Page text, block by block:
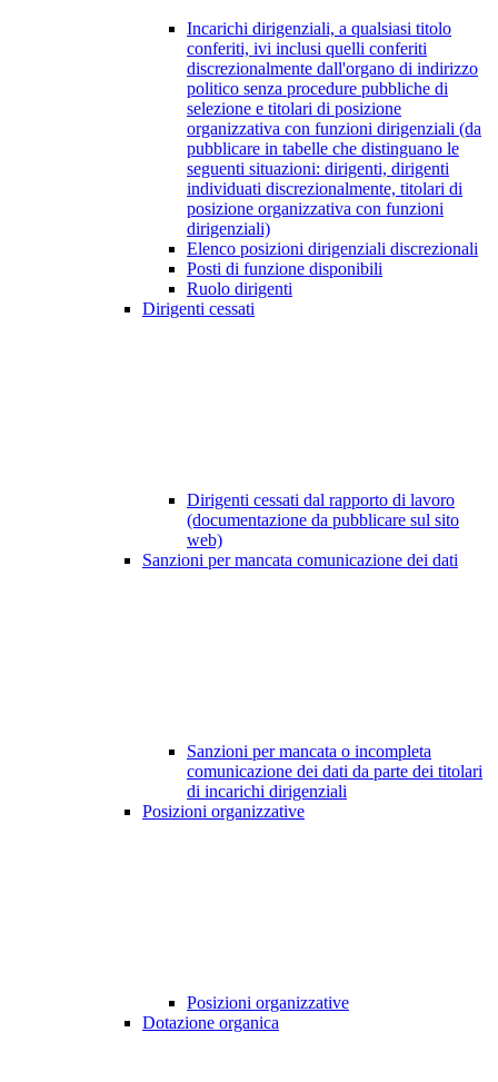
Incarichi dirigenziali, a qualsiasi titolo
conferiti, ivi inclusi quelli conferiti
discrezionalmente dall'organo di indirizzo
politico senza procedure pubbliche di
selezione e titolari di posizione
organizzativa con funzioni dirigenziali (da
pubblicare in tabelle che distinguano le
seguenti situazioni: dirigenti, dirigenti
individuati discrezionalmente, titolari di
posizione organizzativa con funzioni
dirigenziali)
Elenco posizioni dirigenziali discrezionali
Posti di funzione disponibili
Ruolo dirigenti
Dirigenti cessati
Dirigenti cessati dal rapporto di lavoro
(documentazione da pubblicare sul sito
web)
Sanzioni per mancata comunicazione dei dati
Sanzioni per mancata o incompleta
comunicazione dei dati da parte dei titolari
di incarichi dirigenziali
Posizioni organizzative
Posizioni organizzative
Dotazione organica